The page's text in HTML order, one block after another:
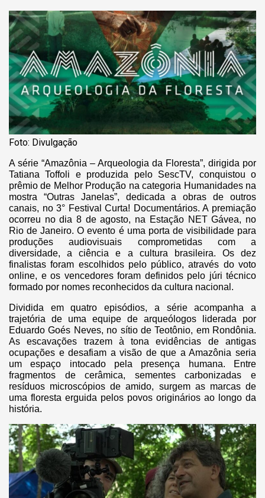
Foto: Divulgação
A série “Amazônia – Arqueologia da Floresta”, dirigida por
Tatiana Toffoli e produzida pelo SescTV, conquistou o
prêmio de Melhor Produção na categoria Humanidades na
mostra “Outras Janelas”, dedicada a obras de outros
canais, no 3° Festival Curta! Documentários. A premiação
ocorreu no dia 8 de agosto, na Estação NET Gávea, no
Rio de Janeiro. O evento é uma porta de visibilidade para
produções audiovisuais comprometidas com a
diversidade, a ciência e a cultura brasileira. Os dez
finalistas foram escolhidos pelo público, através do voto
online, e os vencedores foram definidos pelo júri técnico
formado por nomes reconhecidos da cultura nacional.
Dividida em quatro episódios, a série acompanha a
trajetória de uma equipe de arqueólogos liderada por
Eduardo Goés Neves, no sítio de Teotônio, em Rondônia.
As escavações trazem à tona evidências de antigas
ocupações e desafiam a visão de que a Amazônia seria
um espaço intocado pela presença humana. Entre
fragmentos de cerâmica, sementes carbonizadas e
resíduos microscópios de amido, surgem as marcas de
uma floresta erguida pelos povos originários ao longo da
história.